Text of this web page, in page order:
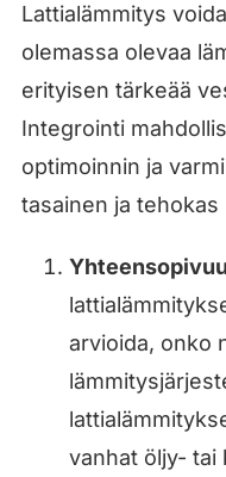
Lattialämmitys
olemassa olevaa
erityisen tärkeää
Integrointi
optimoinnin ja
tasainen ja
arvioida, onko
vanhat öljy- tai